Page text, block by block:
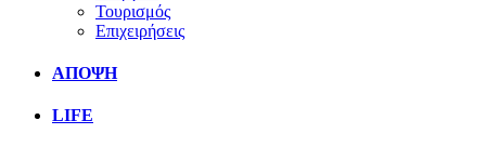
Τουρισμός
Επιχειρήσεις
ΑΠΟΨΗ
LIFE